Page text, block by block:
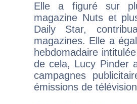
Elle a figuré sur
magazine Nuts et
Daily Star,
magazines. Elle a
hebdomadaire
de cela, Lucy Pinder
campagnes
émissions de